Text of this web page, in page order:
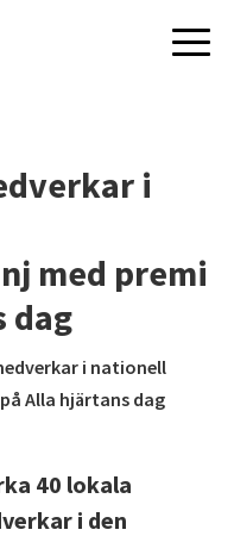
i
med premi
dag
i nationell
Alla hjärtans dag
40 lokala
i den